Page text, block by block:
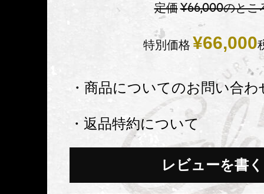
定価¥66,000のとこ
特別価格 ¥66,000
・商品についてのお問い合わ
・返品特約について
レビューを書く